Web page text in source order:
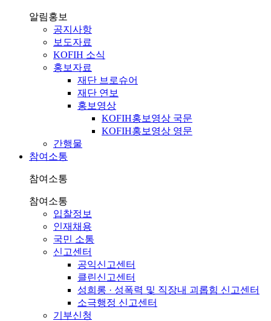
알림홍보
공지사항
보도자료
KOFIH 소식
홍보자료
재단 브로슈어
재단 연보
홍보영상
KOFIH홍보영상 국문
KOFIH홍보영상 영문
간행물
참여소통
참여소통
참여소통
입찰정보
인재채용
국민 소통
신고센터
공익신고센터
클린신고센터
성희롱 · 성폭력 및 직장내 괴롭힘 신고센터
소극행정 신고센터
기부신청